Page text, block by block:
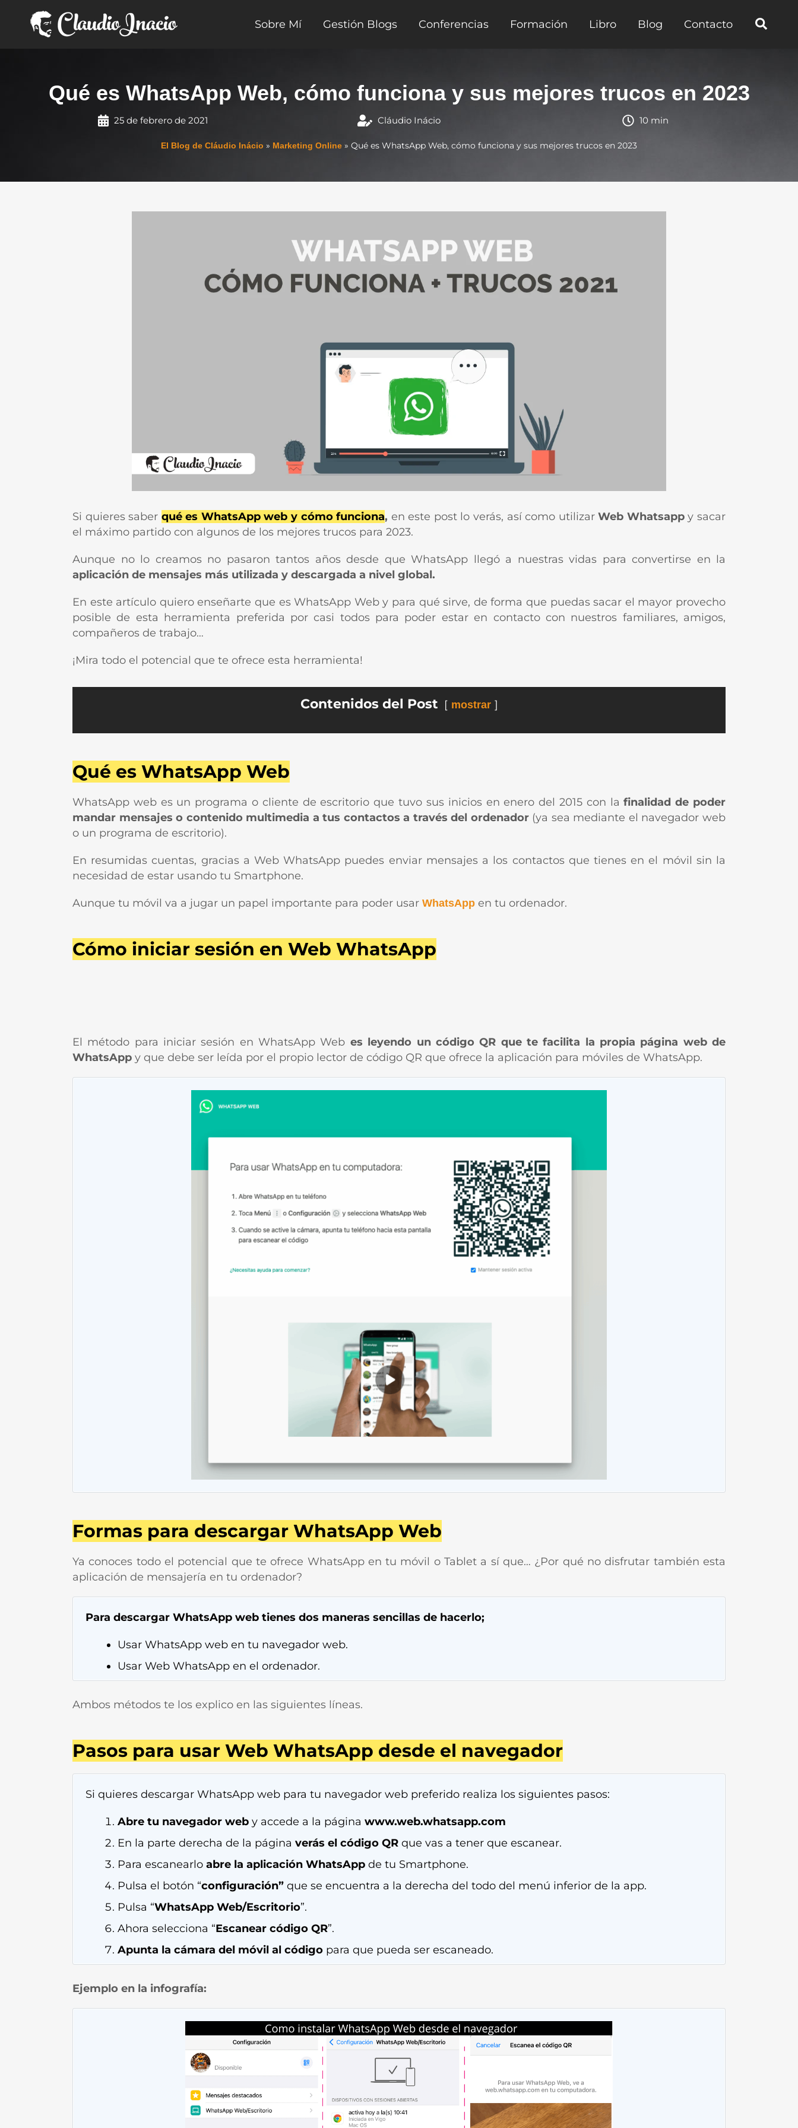
contenido
Sobre Mí Gestión Blogs Conferencias Formación Libro Blog Contacto
Qué es WhatsApp Web, cómo funciona y sus mejores trucos en 2023
25 de febrero de 2021 Cláudio Inácio 10 min
El Blog de Cláudio Inácio » Marketing Online » Qué es WhatsApp Web, cómo funciona y sus mejores trucos en 2023
Si quieres saber qué es WhatsApp web y cómo funciona, en este post lo verás, así como utilizarWeb Whatsappy sacar
el máximo partido con algunos de los mejores trucos para 2023.
Aunque no lo creamos no pasaron tantos años desde que WhatsApp llegó a nuestras vidas para convertirse en la
aplicación de mensajes más utilizada y descargada a nivel global.
En este artículo quiero enseñarte que es WhatsApp Web y para qué sirve, de forma que puedas sacar el mayor provecho
posible de esta herramienta preferida por casi todos para poder estar en contacto con nuestros familiares, amigos,
compañeros de trabajo…
¡Mira todo el potencial que te ofrece esta herramienta!
Contenidos del Post mostrar
Qué es WhatsApp Web
WhatsApp web es un programa o cliente de escritorio que tuvo sus inicios en enero del 2015 con lafinalidad de poder
mandar mensajes o contenido multimedia a tus contactos a través del ordenador(ya sea mediante el navegador web
o un programa de escritorio).
En resumidas cuentas, gracias a Web WhatsApp puedes enviar mensajes a los contactos que tienes en el móvil sin la
necesidad de estar usando tu Smartphone.
Aunque tu móvil va a jugar un papel importante para poder usar WhatsApp en tu ordenador.
Cómo iniciar sesión en Web WhatsApp
El método para iniciar sesión en WhatsApp Web es leyendo un código QR que te facilita la propia página web de
WhatsApp y que debe ser leída por el propio lector de código QR que ofrece la aplicación para móviles de WhatsApp.
Formas para descargar WhatsApp Web
Ya conoces todo el potencial que te ofrece WhatsApp en tu móvil o Tablet a sí que… ¿Por qué no disfrutar también esta
aplicación de mensajería en tu ordenador?
Para descargar WhatsApp web tienes dos maneras sencillas de hacerlo;
Usar WhatsApp web en tu navegador web.
Usar Web WhatsApp en el ordenador.
Ambos métodos te los explico en las siguientes líneas.
Pasos para usar Web WhatsApp desde el navegador
Si quieres descargar WhatsApp web para tu navegador web preferido realiza los siguientes pasos:
Abre tu navegador web y accede a la página www.web.whatsapp.com
En la parte derecha de la página verás el código QR que vas a tener que escanear.
Para escanearlo abre la aplicación WhatsApp de tu Smartphone.
Pulsa el botón “configuración” que se encuentra a la derecha del todo del menú inferior de la app.
Pulsa “WhatsApp Web/Escritorio”.
Ahora selecciona “Escanear código QR”.
Apunta la cámara del móvil al código para que pueda ser escaneado.
Ejemplo en la infografía: